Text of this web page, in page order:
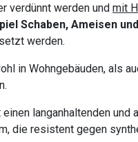
verdünnt werden und mit
Schaben, Ameisen
werden.
in Wohngebäuden, als
langanhaltenden
die resistent gegen